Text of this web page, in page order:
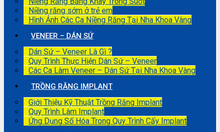
Niềng răng sớm ở trẻ em
Hình Ảnh Các Ca Niềng Răng Tại Nha Khoa Vàng
VENEER – DÁN SỨ
Dán Sứ – Veneer Là Gì ?
Quy Trình Thực Hiện Dán Sứ – Veneer
Các Ca Làm Veneer – Dán Sứ Tại Nha Khoa Vàng
TRỒNG RĂNG IMPLANT
Giới Thiệu Kỹ Thuật Trồng Răng Implant
Quy Trình Làm Implant
Ứng Dụng Số Hóa Trong Quy Trình Cấy Implant